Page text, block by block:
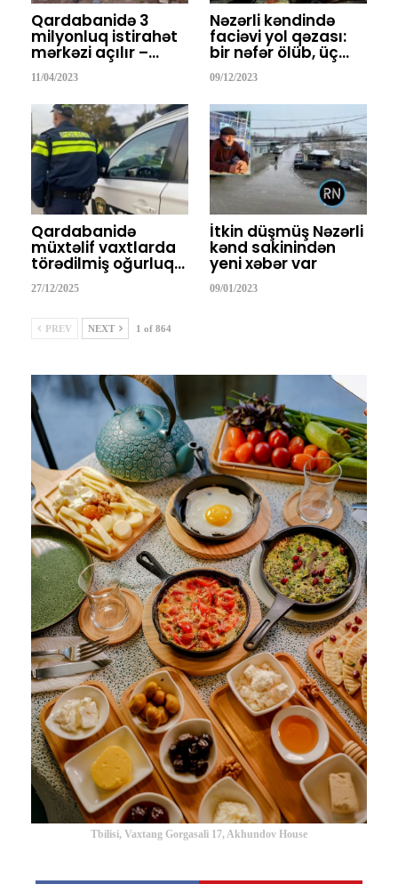
Qardabanidə 3
milyonluq istirahət
mərkəzi açılır –…
11/04/2023
Nəzərli kəndində
faciəvi yol qəzası:
bir nəfər ölüb, üç…
09/12/2023
Qardabanidə
müxtəlif vaxtlarda
törədilmiş oğurluq…
27/12/2025
İtkin düşmüş Nəzərli
kənd sakinindən
yeni xəbər var
09/01/2023
PREV NEXT 1 of 864
Tbilisi, Vaxtang Gorgasali 17, Akhundov House